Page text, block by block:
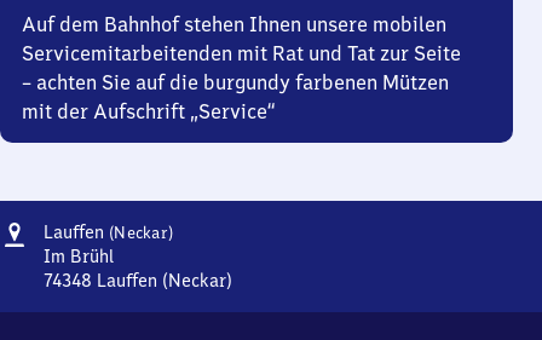
Auf dem Bahnhof stehen Ihnen unsere mobilen
Servicemitarbeitenden mit Rat und Tat zur Seite
– achten Sie auf die burgundy farbenen Mützen
mit der Aufschrift „Service“
Adresse
Lauffen (Neckar)Lauffen
Im Brühl
74348 Lauffen (Neckar)